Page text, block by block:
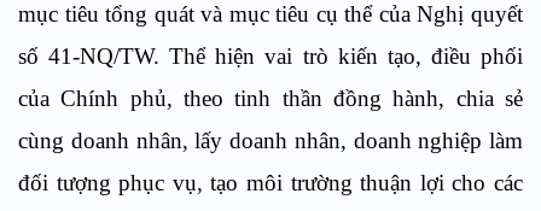
mục tiêu tổng quát và mục tiêu cụ thể của Nghị quyết
số 41-NQ/TW. Thể hiện vai trò kiến tạo, điều phối
của Chính phủ, theo tinh thần đồng hành, chia sẻ
cùng doanh nhân, lấy doanh nhân, doanh nghiệp làm
đối tượng phục vụ, tạo môi trường thuận lợi cho các